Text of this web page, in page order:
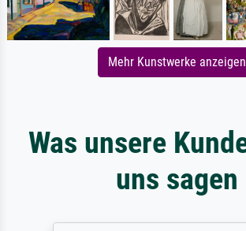
Mehr Kunstwerke anzeigen
Was unsere
uns sagen